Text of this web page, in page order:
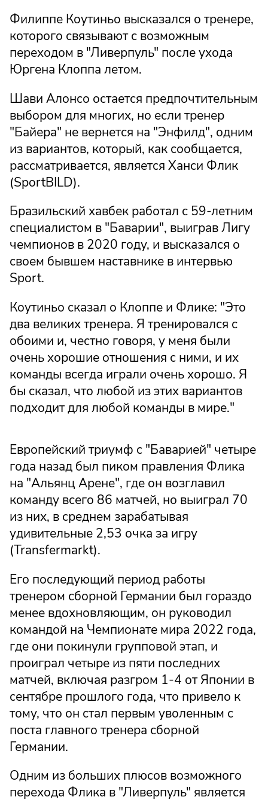
Филиппе Коутиньо высказался о тренере,
которого связывают с возможным
переходом в "Ливерпуль" после ухода
Юргена Клоппа летом.
Шави Алонсо остается предпочтительным
выбором для многих, но если тренер
"Байера" не вернется на "Энфилд", одним
из вариантов, который, как сообщается,
рассматривается, является Ханси Флик
(SportBILD).
Бразильский хавбек работал с 59-летним
специалистом в "Баварии", выиграв Лигу
чемпионов в 2020 году, и высказался о
своем бывшем наставнике в интервью
Sport.
Коутиньо сказал о Клоппе и Флике: "Это
два великих тренера. Я тренировался с
обоими и, честно говоря, у меня были
очень хорошие отношения с ними, и их
команды всегда играли очень хорошо. Я
бы сказал, что любой из этих вариантов
подходит для любой команды в мире."
Европейский триумф с "Баварией" четыре
года назад был пиком правления Флика
на "Альянц Арене", где он возглавил
команду всего 86 матчей, но выиграл 70
из них, в среднем зарабатывая
удивительные 2,53 очка за игру
(Transfermarkt).
Его последующий период работы
тренером сборной Германии был гораздо
менее вдохновляющим, он руководил
командой на Чемпионате мира 2022 года,
где они покинули групповой этап, и
проиграл четыре из пяти последних
матчей, включая разгром 1-4 от Японии в
сентябре прошлого года, что привело к
тому, что он стал первым уволенным с
поста главного тренера сборной
Германии.
Одним из больших плюсов возможного
перехода Флика в "Ливерпуль" является